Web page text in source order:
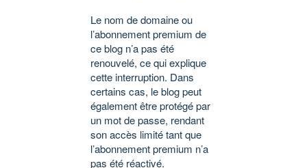
Le nom de domaine ou
l’abonnement premium de
ce blog n’a pas été
renouvelé, ce qui explique
cette interruption. Dans
certains cas, le blog peut
également être protégé par
un mot de passe, rendant
son accès limité tant que
l’abonnement premium n’a
pas été réactivé.